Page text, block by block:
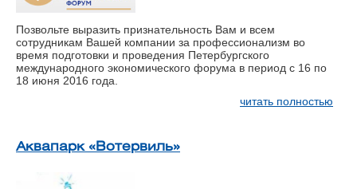
Позвольте выразить признательность Вам и всем
сотрудникам Вашей компании за профессионализм во
время подготовки и проведения Петербургского
международного экономического форума в период с 16 по
18 июня 2016 года.
читать полностью
Аквапарк «Вотервиль»